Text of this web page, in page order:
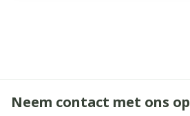
Neem contact met ons op